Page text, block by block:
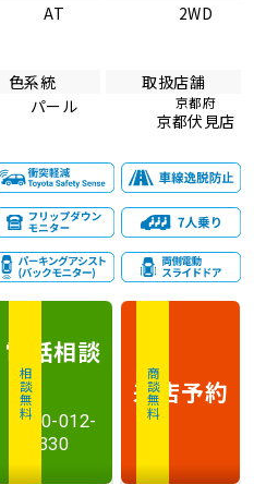
AT
2WD
色系統
パール
取扱店舗
京都府
京都伏見店
相談無料
電話相談
0120-012-
330
商談無料
来店予約